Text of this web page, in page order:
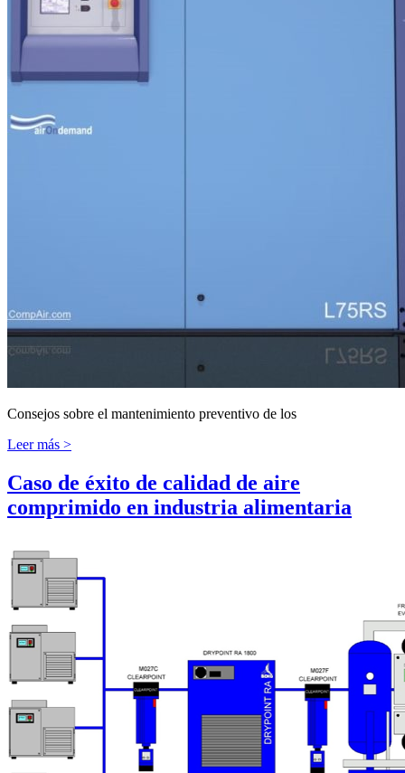
Consejos sobre el mantenimiento preventivo de los
Leer más >
Caso de éxito de calidad de aire
comprimido en industria alimentaria